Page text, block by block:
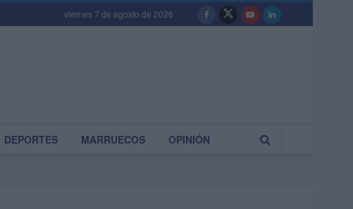
viernes 7 de agosto de 2026
DEPORTES MARRUECOS OPINIÓN